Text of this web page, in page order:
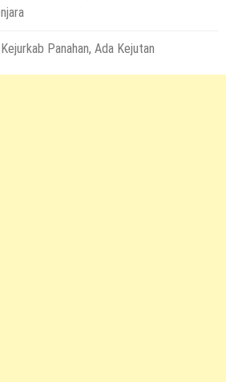
Panahan, Ada Kejutan